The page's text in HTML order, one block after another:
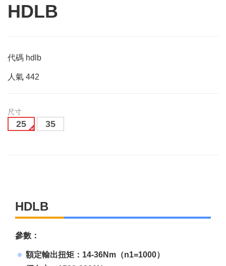
HDLB
代碼 hdlb
人氣 442
尺寸
25 35
HDLB
參數：
額定輸出扭矩：14-36Nm（n1=1000）